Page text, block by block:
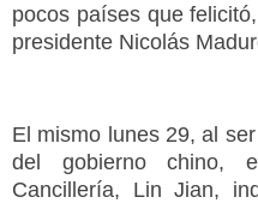
pocos países que
presidente Nicolás
El mismo lunes 29, al
del gobierno chino,
Cancillería, Lin Jian,